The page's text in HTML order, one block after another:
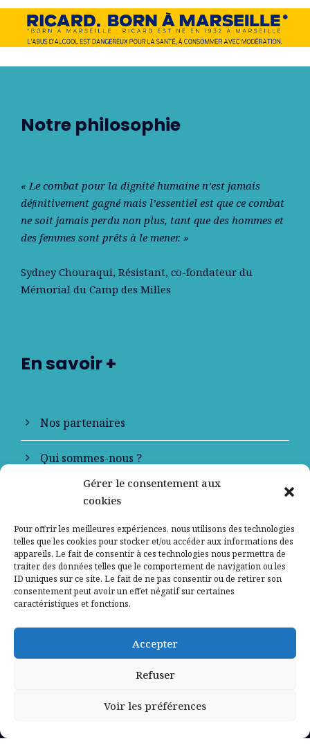
Gérer le consentement aux
cookies
Pour offrir les meilleures expériences, nous utilisons des technologies
telles que les cookies pour stocker et/ou accéder aux informations des
appareils. Le fait de consentir à ces technologies nous permettra de
traiter des données telles que le comportement de navigation ou les
ID uniques sur ce site. Le fait de ne pas consentir ou de retirer son
consentement peut avoir un effet négatif sur certaines
caractéristiques et fonctions.
Accepter
Refuser
Voir les préférences
Notre philosophie
« Le combat pour la dignité humaine n’est jamais
déﬁnitivement gagné mais l’essentiel est que ce combat
ne soit jamais perdu non plus, tant que des hommes et
des femmes sont prêts à le mener. »
Sydney Chouraqui, Résistant, co-fondateur du
Mémorial du Camp des Milles
En savoir +
Nos partenaires
Qui sommes-nous ?
Contactez-nous
Mentions légales
Politique de confidentialité